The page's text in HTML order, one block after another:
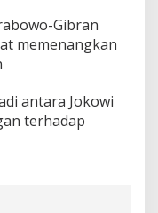
Gibran
memenangkan
antara Jokowi
terhadap